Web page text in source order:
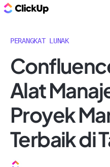
PERANGKAT LUNAK
Alat
Proyek
Terbaik di